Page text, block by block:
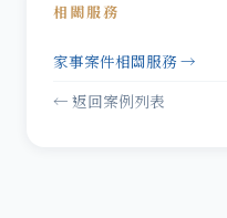
相關服務
家事案件相關服務 →
← 返回案例列表